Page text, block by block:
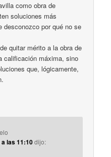
como obra de
soluciones más
desconozco por qué no se
quitar mérito a la obra de
calificación máxima, sino
que, lógicamente,
las 11:10dijo: